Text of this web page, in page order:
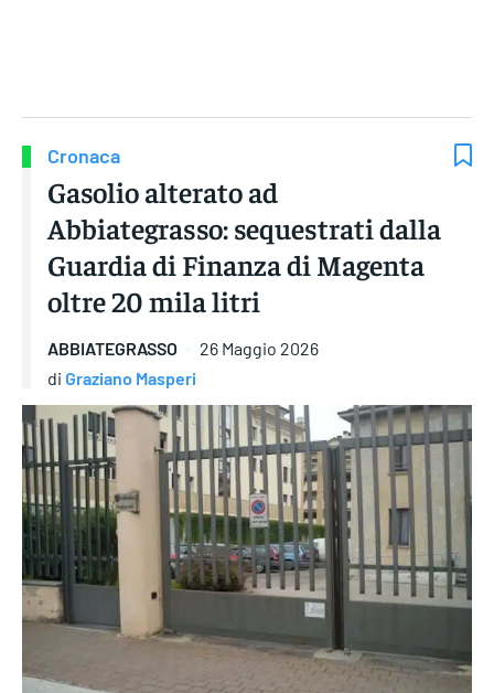
Cronaca
Gasolio alterato ad
Abbiategrasso: sequestrati dalla
Guardia di Finanza di Magenta
oltre 20 mila litri
ABBIATEGRASSO
26 Maggio 2026
di Graziano Masperi